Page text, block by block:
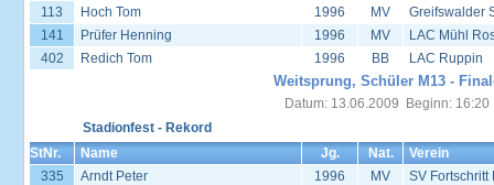
113
Hoch Tom 1996 MV
Greifswalder
141
Prüfer Henning 1996 MV
LAC Mühl
402
Redich Tom 1996 BB LAC Ruppin
Weitsprung, Schüler M13 -
Datum: 13.06.2009 Beginn: 16:20
Stadionfest - Rekord
StNr.
Name Jg. Nat.
Verein
335
Arndt Peter 1996 MV
SV Fortschritt